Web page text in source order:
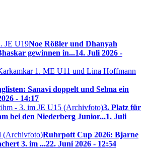
Noe Rößler und Dhanyah
gewinnen in...14. Juli 2026 -
Sanavi doppelt und Selma ein
- 14:17
3. Platz für
bei den Niederberg Junior...1. Juli
Ruhrpott Cup 2026: Bjarne
3. im ...22. Juni 2026 - 12:54